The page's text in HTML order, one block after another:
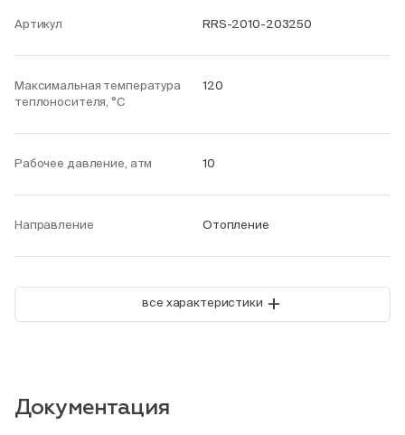
Артикул RRS-2010-203250
Максимальная температура
теплоносителя, °С
120
Рабочее давление, атм 10
Направление Отопление
все характеристики +
Документация